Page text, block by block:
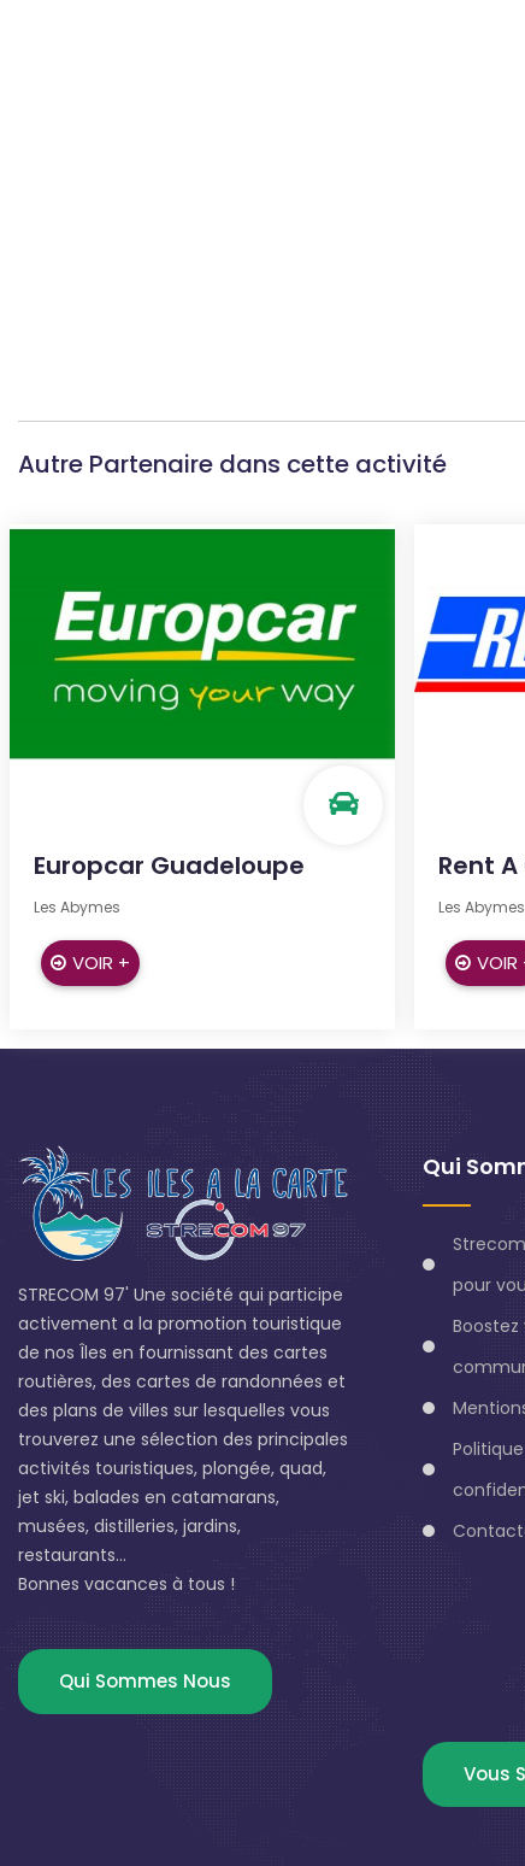
Autre Partenaire dans cette activité
Europcar Guadeloupe
Les Abymes
VOIR +
Rent
Les Abymes
VOIR
STRECOM 97' Une société qui participe
activement a la promotion touristique
de nos Îles en fournissant des cartes
routières, des cartes de randonnées et
des plans de villes sur lesquelles vous
trouverez une sélection des principales
activités touristiques, plongée, quad,
jet ski, balades en catamarans,
musées, distilleries, jardins,
restaurants...
Bonnes vacances à tous !
Qui Sommes Nous
Qui
pour
Vous